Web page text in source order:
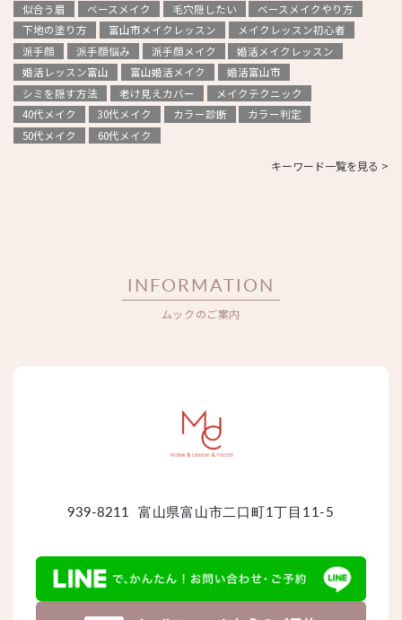
似合う眉
ベースメイク 毛穴隠したい
ベースメイクやり方
下地の塗り方
富山市メイクレッスン
メイクレッスン初心者
派手顔
派手顔悩み 派手顔メイク
婚活メイクレッスン
婚活レッスン富山
富山婚活メイク
婚活富山市
シミを隠す方法
老け見えカバー
メイクテクニック
40代メイク
30代メイク カラー診断
カラー判定
50代メイク
60代メイク
キーワード一覧を見る >
INFORMATION
ムックのご案内
939-8211 富山県富山市二口町1丁目11-5